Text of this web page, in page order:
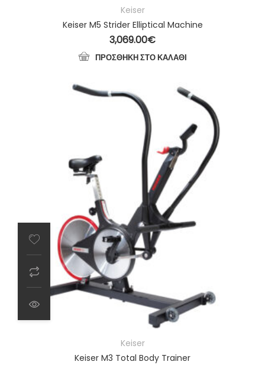
Keiser
Keiser M5 Strider Elliptical Machine
3,069.00€
ΠΡΟΣΘΉΚΗ ΣΤΟ ΚΑΛΆΘΙ
Keiser
Keiser M3 Total Body Trainer